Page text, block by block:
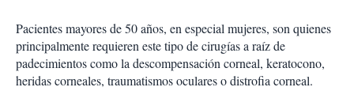
Pacientes mayores de 50 años, en especial mujeres, son quienes
principalmente requieren este tipo de cirugías a raíz de
padecimientos como la descompensación corneal, keratocono,
heridas corneales, traumatismos oculares o distrofia corneal.